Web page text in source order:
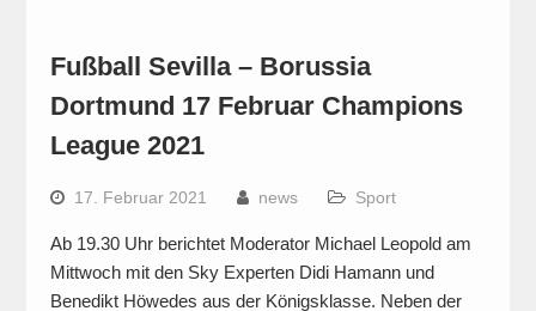
Fußball Sevilla – Borussia
Dortmund 17 Februar Champions
League 2021
17. Februar 2021 news Sport
Ab 19.30 Uhr berichtet Moderator Michael Leopold am
Mittwoch mit den Sky Experten Didi Hamann und
Benedikt Höwedes aus der Königsklasse. Neben der